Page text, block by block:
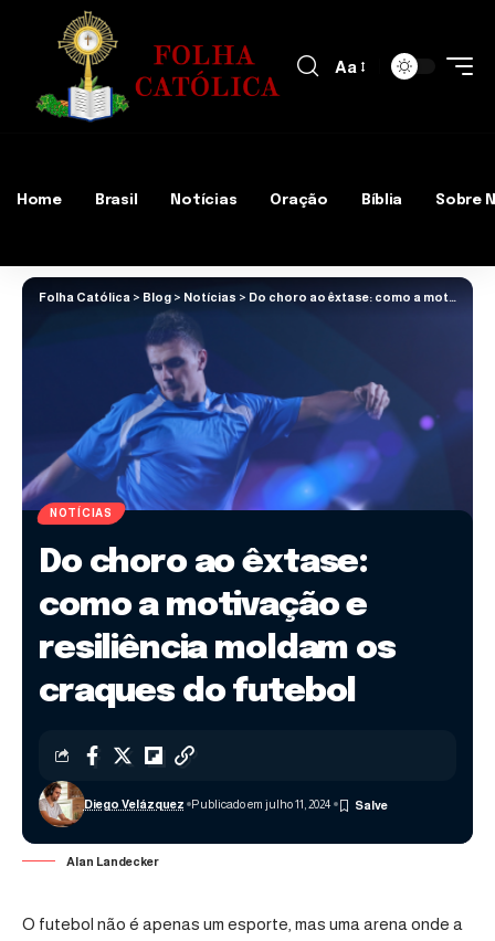
Aa
Home Brasil Notícias Oração Bíblia Sobre
Folha Católica > Blog > Notícias > Do choro ao êxtase: como a motivação e resiliência moldam os craques do futebol
NOTÍCIAS
Do choro ao êxtase:
como a motivação e
resiliência moldam os
craques do futebol
Diego Velázquez Publicado em julho 11, 2024
Alan Landecker
O futebol não é apenas um esporte, mas uma arena onde a